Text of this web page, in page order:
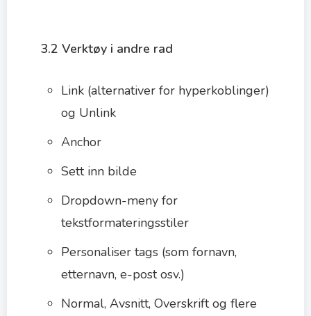
3.2 Verktøy i andre rad
Link (alternativer for hyperkoblinger)
og Unlink
Anchor
Sett inn bilde
Dropdown-meny for
tekstformateringsstiler
Personaliser tags (som fornavn,
etternavn, e-post osv.)
Normal, Avsnitt, Overskrift og flere